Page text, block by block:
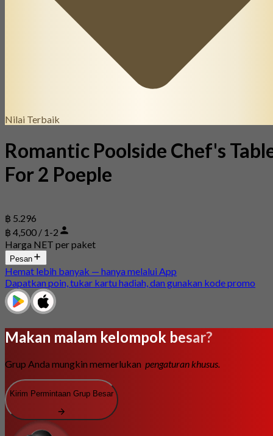
Nilai Terbaik
Romantic Poolside Chef's
For 2 Poeple
฿ 5.296
฿ 4,500 / 1-2
Harga NET per paket
Pesan
Hemat lebih banyak — hanya melalui App
Dapatkan poin, tukar kartu hadiah, dan gunakan kode promo
Makan malam kelompok besar?
Grup Anda mungkin memerlukan pengaturan khusus.
Kirim Permintaan Grup Besar